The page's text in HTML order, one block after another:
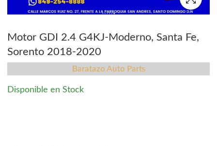
Motor GDI 2.4 G4KJ-Moderno, Santa Fe,
Sorento 2018-2020
Baratazo Auto Parts
Disponible en Stock